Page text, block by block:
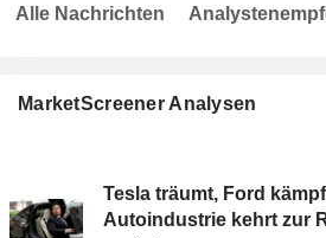
MarketScreener Analysen
Tesla träumt, Ford
Autoindustrie kehrt zur
Alle Nachrichten